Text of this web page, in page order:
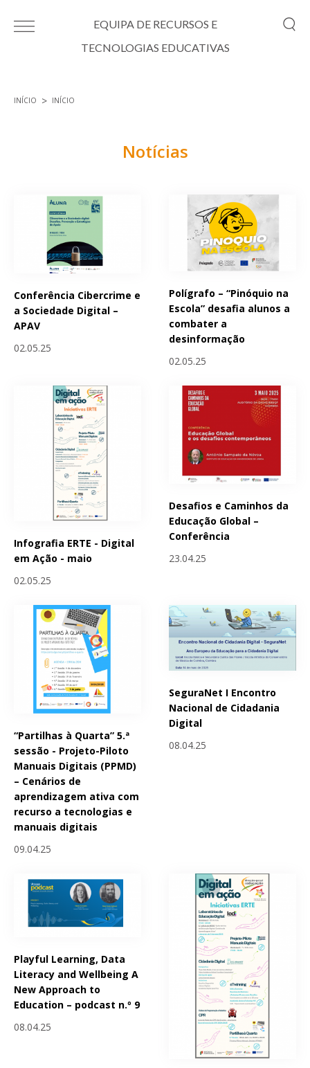
EQUIPA DE RECURSOS E
TECNOLOGIAS EDUCATIVAS
INÍCIO INÍCIO
Notícias
Conferência Cibercrime e
a Sociedade Digital –
APAV
02.05.25
Polígrafo – “Pinóquio na
Escola” desafia alunos a
combater a
desinformação
02.05.25
Infografia ERTE - Digital
em Ação - maio
02.05.25
Desafios e Caminhos da
Educação Global –
Conferência
23.04.25
“Partilhas à Quarta” 5.ª
sessão - Projeto-Piloto
Manuais Digitais (PPMD)
– Cenários de
aprendizagem ativa com
recurso a tecnologias e
manuais digitais
09.04.25
SeguraNet I Encontro
Nacional de Cidadania
Digital
08.04.25
Playful Learning, Data
Literacy and Wellbeing A
New Approach to
Education – podcast n.º 9
08.04.25
Páginas